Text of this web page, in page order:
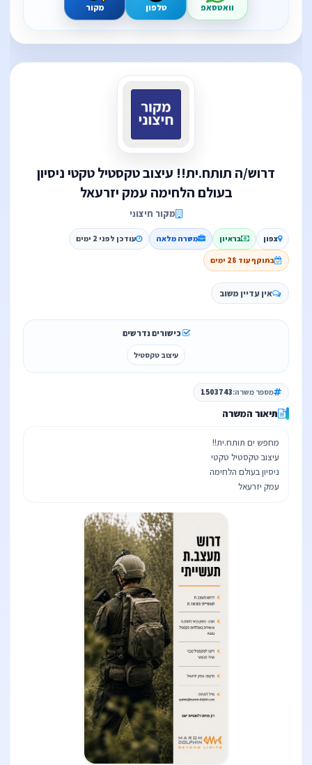
וואטסאפ טלפון מקור
דרוש/ה תותח.ית!! עיצוב טקסטיל טקטי ניסיון
בעולם הלחימה עמק יזרעאל
מקור חיצוני
צפון בראיון משרה מלאה עודכן לפני 2 ימים
בתוקף עוד 28 ימים
אין עדיין משוב
כישורים נדרשים
עיצוב טקסטיל
מספר משרה:1503743
תיאור המשרה
עמק יזרעאל